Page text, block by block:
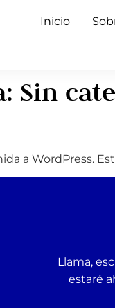
Inicio
Sin
a WordPress.
Llama,
estaré